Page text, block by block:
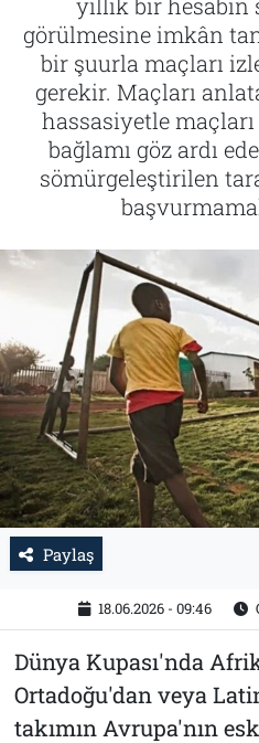
yıllık bir
görülmesine imkân
bir şuurla maçları
gerekir. Maçları
hassasiyetle
bağlamı göz ardı
sömürgeleştirilen
Paylaş
18.06.2026 - 09:46
Dünya Kupası'nda
Ortadoğu'dan veya
takımın Avrupa'nın
Tarih
İletişim
Künye